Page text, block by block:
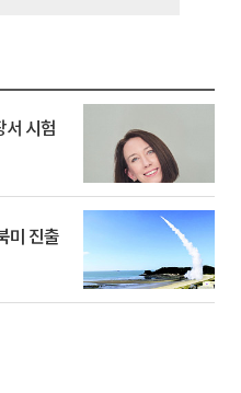
미 진출